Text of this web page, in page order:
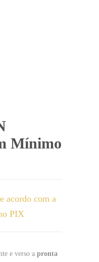
Mínimo
acordo com a
PIX
e verso a pronta